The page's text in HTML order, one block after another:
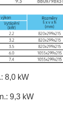
8,0 kW
9,3 kW